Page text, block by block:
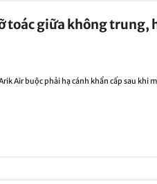
toác giữa không trung,
Air buộc phải hạ cánh khẩn cấp sau